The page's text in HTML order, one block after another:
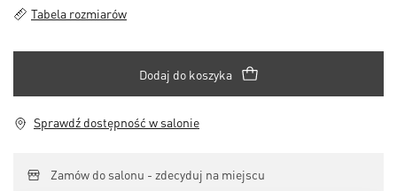
Tabela rozmiarów
Dodaj do koszyka
Sprawdź dostępność w salonie
Zamów do salonu - zdecyduj na miejscu